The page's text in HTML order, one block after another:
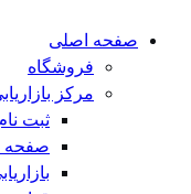
صفحه اصلی
فروشگاه
مرکز
ثبت
صفحه